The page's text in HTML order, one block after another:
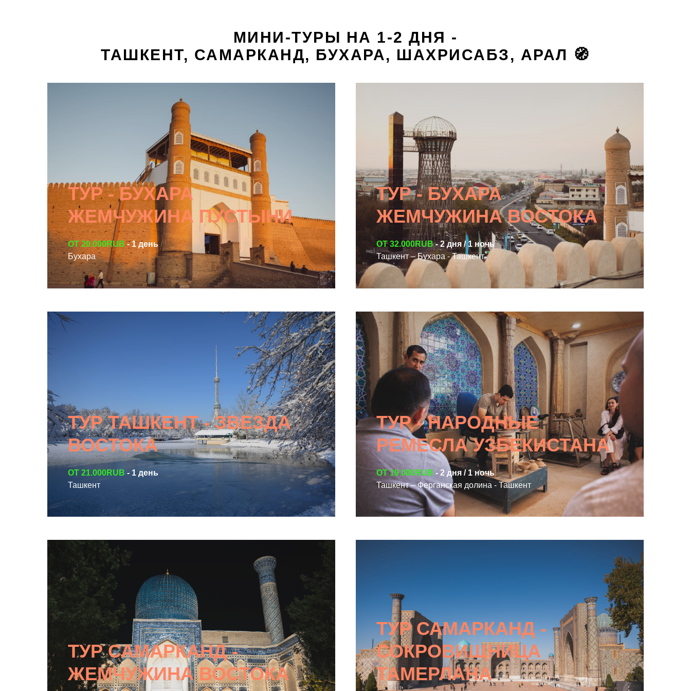
МИНИ-ТУРЫ НА 1-2 ДНЯ -
ТАШКЕНТ, САМАРКАНД, БУХАРА, ШАХРИСАБЗ, АРАЛ 🧭
ТУР - БУХАРА
ЖЕМЧУЖИНА ПУСТЫНИ
ОТ 20.000RUB - 1 день
Бухара
СМОТРЕТЬ ТУР
ТУР - БУХАРА
ЖЕМЧУЖИНА ВОСТОКА
ОТ 32.000RUB - 2 дня / 1 ночь
Ташкент – Бухара - Ташкент
СМОТРЕТЬ ТУР
ТУР ТАШКЕНТ - ЗВЕЗДА
ВОСТОКА
ОТ 21.000RUB - 1 день
Ташкент
СМОТРЕТЬ ТУР
ТУР - НАРОДНЫЕ
РЕМЕСЛА УЗБЕКИСТАНА
ОТ 19.000RUB - 2 дня / 1 ночь
Ташкент – Ферганская долина - Ташкент
СМОТРЕТЬ ТУР
ТУР САМАРКАНД -
ЖЕМЧУЖИНА ВОСТОКА
ТУР САМАРКАНД -
СОКРОВИЩНИЦА
ТАМЕРЛАНА